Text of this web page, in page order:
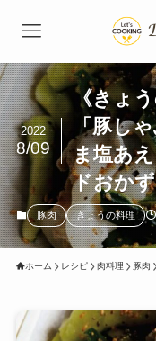
《きょ
「豚し
ま塩あ
ドおか
2022
8/09
豚肉 きょうの料理
ホーム レシピ 肉料理 豚肉